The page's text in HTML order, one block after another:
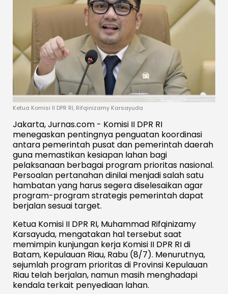
Ketua Komisi II DPR RI, Rifqinizamy Karsayuda
Jakarta, Jurnas.com - Komisi II DPR RI
menegaskan pentingnya penguatan koordinasi
antara pemerintah pusat dan pemerintah daerah
guna memastikan kesiapan lahan bagi
pelaksanaan berbagai program prioritas nasional.
Persoalan pertanahan dinilai menjadi salah satu
hambatan yang harus segera diselesaikan agar
program-program strategis pemerintah dapat
berjalan sesuai target.
Ketua Komisi II DPR RI, Muhammad Rifqinizamy
Karsayuda, mengatakan hal tersebut saat
memimpin kunjungan kerja Komisi II DPR RI di
Batam, Kepulauan Riau, Rabu (8/7). Menurutnya,
sejumlah program prioritas di Provinsi Kepulauan
Riau telah berjalan, namun masih menghadapi
kendala terkait penyediaan lahan.